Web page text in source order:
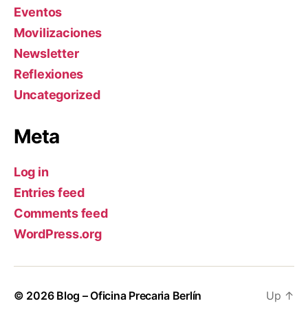
Eventos
Movilizaciones
Newsletter
Reflexiones
Uncategorized
Meta
Log in
Entries feed
Comments feed
WordPress.org
© 2026 Blog – Oficina Precaria Berlín Up ↑